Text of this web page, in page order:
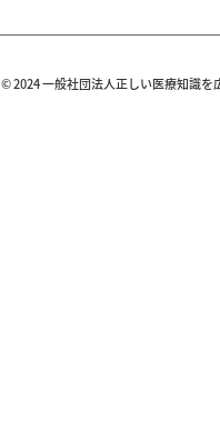
© 2024 一般社団法人正しい医療知識